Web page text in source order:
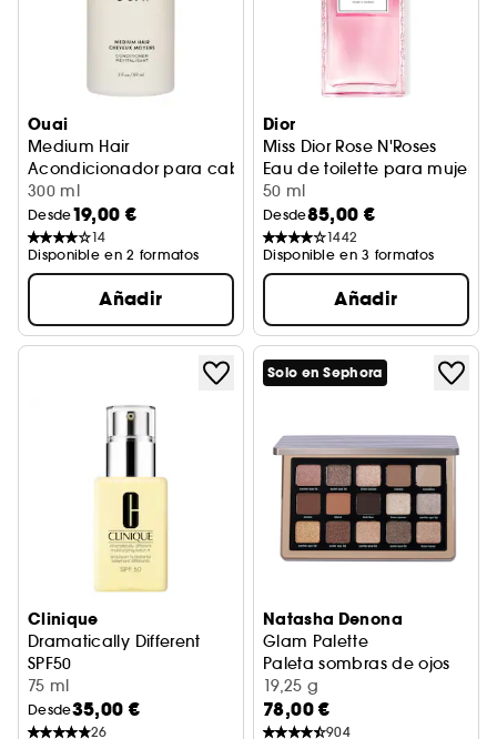
Ouai
Medium Hair
Acondicionador para cabello medio
300 ml
Desde19,00 €
14
Disponible en 2 formatos
Añadir
Dior
Miss Dior Rose N'Roses
Eau de toilette para mujer -
50 ml
Desde85,00 €
1442
Disponible en 3 formatos
Añadir
Clinique
Dramatically Different
SPF50
Loción Hidratante
75 ml
Desde35,00 €
26
Solo en Sephora
Natasha Denona
Glam Palette
Paleta sombras de ojos
19,25 g
78,00 €
904